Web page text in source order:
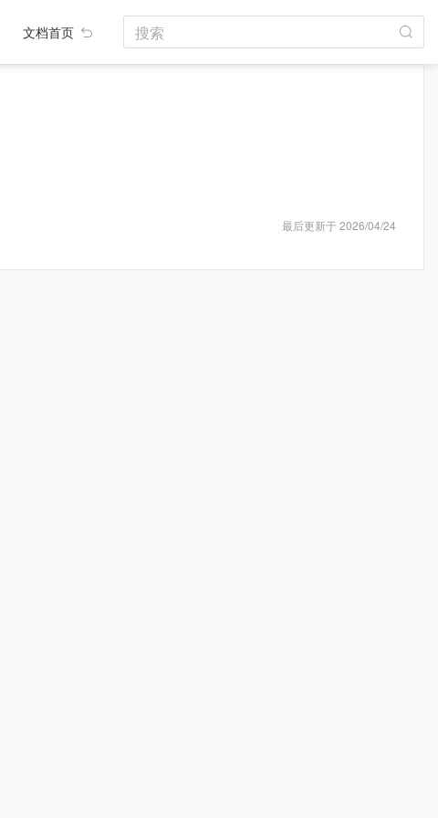
文档首页 搜索
最后更新于 2026/04/24